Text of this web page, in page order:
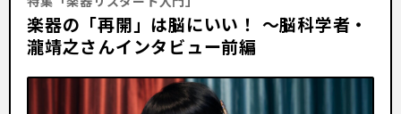
楽器の「再開」は脳にいい！ ～脳科学者・
瀧靖之さんインタビュー前編